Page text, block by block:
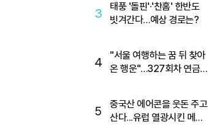
3
태풍 '돌핀'·'찬홈' 한반도
빗겨간다…예상 경로는?
4
"서울 여행하는 꿈 뒤 찾아
온 행운"…327회차 연금
5
중국산 에어콘을 웃돈 주고
산다...유럽 열광시킨 메이